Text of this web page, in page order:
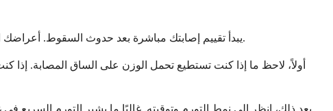
يبدأ تقييم إصابتك مباشرة بعد حدوث السقوط. أعراضك الفورية تعطي دلائل مهمة حول ما قد يكون تالفًا في الداخل. الانتباه إلى علامات محددة يساعدك على تحديد مستوى الرعاية الذي تحتاجه.
أولاً، لاحظ ما إذا كنت تستطيع تحمل الوزن على الساق المصابة.